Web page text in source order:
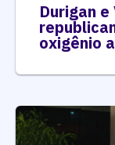
Durigan
oxigênio